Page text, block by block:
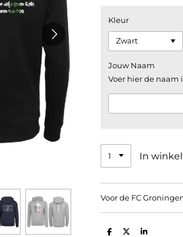
Kleur
Jouw Naam
Voer hier de
In
Voor de FC
D D S